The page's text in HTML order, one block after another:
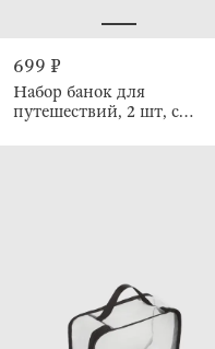
699 ₽
Набор банок для
путешествий, 2 шт, с